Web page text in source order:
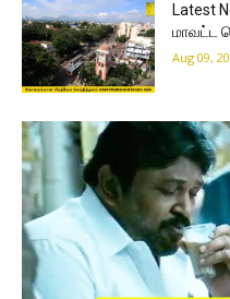
Latest
மாவட்ட
Aug 09,